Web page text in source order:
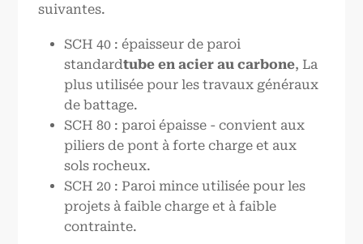
suivantes.
SCH 40 : épaisseur de paroi
standardtube en acier au carbone, La
plus utilisée pour les travaux généraux
de battage.
SCH 80 : paroi épaisse - convient aux
piliers de pont à forte charge et aux
sols rocheux.
SCH 20 : Paroi mince utilisée pour les
projets à faible charge et à faible
contrainte.